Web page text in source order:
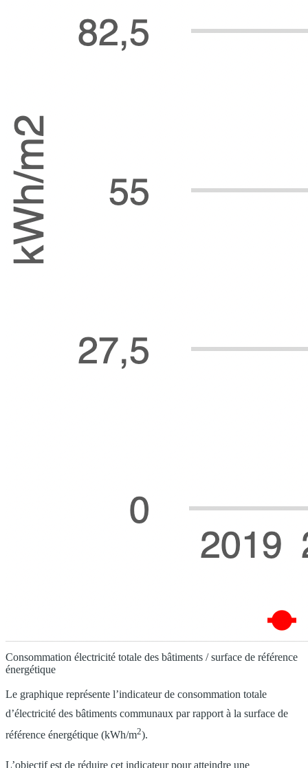
Consommation électricité totale des bâtiments / surface de référence
énergétique
Le graphique représente l’indicateur de consommation totale
d’électricité des bâtiments communaux par rapport à la surface de
référence énergétique (kWh/m2).
L’objectif est de réduire cet indicateur pour atteindre une